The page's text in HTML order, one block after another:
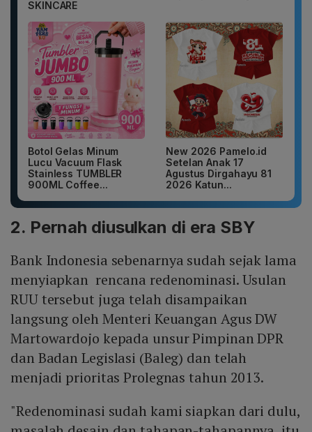
SKINCARE
Botol Gelas Minum
Lucu Vacuum Flask
Stainless TUMBLER
900ML Coffee...
New 2026 Pamelo.id
Setelan Anak 17
Agustus Dirgahayu 81
2026 Katun...
2. Pernah diusulkan di era SBY
Bank Indonesia sebenarnya sudah sejak lama
menyiapkan rencana redenominasi. Usulan
RUU tersebut juga telah disampaikan
langsung oleh Menteri Keuangan Agus DW
Martowardojo kepada unsur Pimpinan DPR
dan Badan Legislasi (Baleg) dan telah
menjadi prioritas Prolegnas tahun 2013.
"Redenominasi sudah kami siapkan dari dulu,